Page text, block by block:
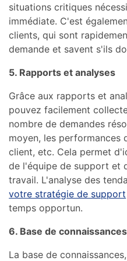
situations critiques
immédiate. C'est
clients, qui sont
demande et savent s'ils
5. Rapports et analyses
Grâce aux rapports et
pouvez facilement
nombre de demandes
moyen, les performances
client, etc. Cela permet
de l'équipe de support et
travail. L'analyse des
votre stratégie de support
temps opportun.
6. Base de
La base de